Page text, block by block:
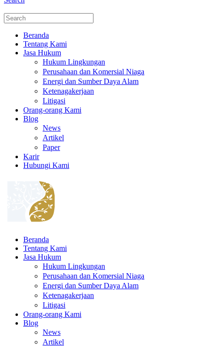
Beranda
Tentang Kami
Jasa Hukum
Hukum Lingkungan
Perusahaan dan Komersial Niaga
Energi dan Sumber Daya Alam
Ketenagakerjaan
Litigasi
Orang-orang Kami
Blog
News
Artikel
Paper
Karir
Hubungi Kami
Beranda
Tentang Kami
Jasa Hukum
Hukum Lingkungan
Perusahaan dan Komersial Niaga
Energi dan Sumber Daya Alam
Ketenagakerjaan
Litigasi
Orang-orang Kami
Blog
News
Artikel